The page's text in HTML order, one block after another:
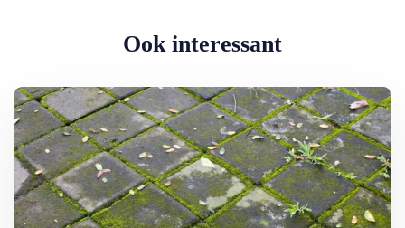
Ook interessant
Lees meer over Groene aanslag milieuvriendelijk bestrijden